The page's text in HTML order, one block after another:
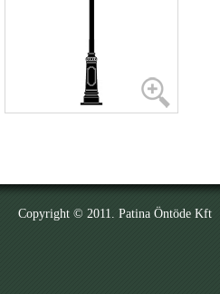
Copyright © 2011. Patina Öntöde Kft